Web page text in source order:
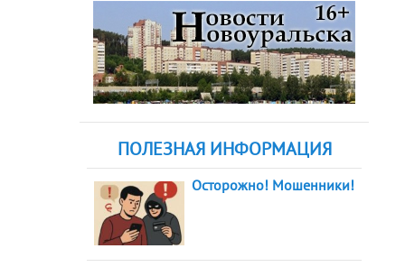
ПОЛЕЗНАЯ ИНФОРМАЦИЯ
Осторожно! Мошенники!